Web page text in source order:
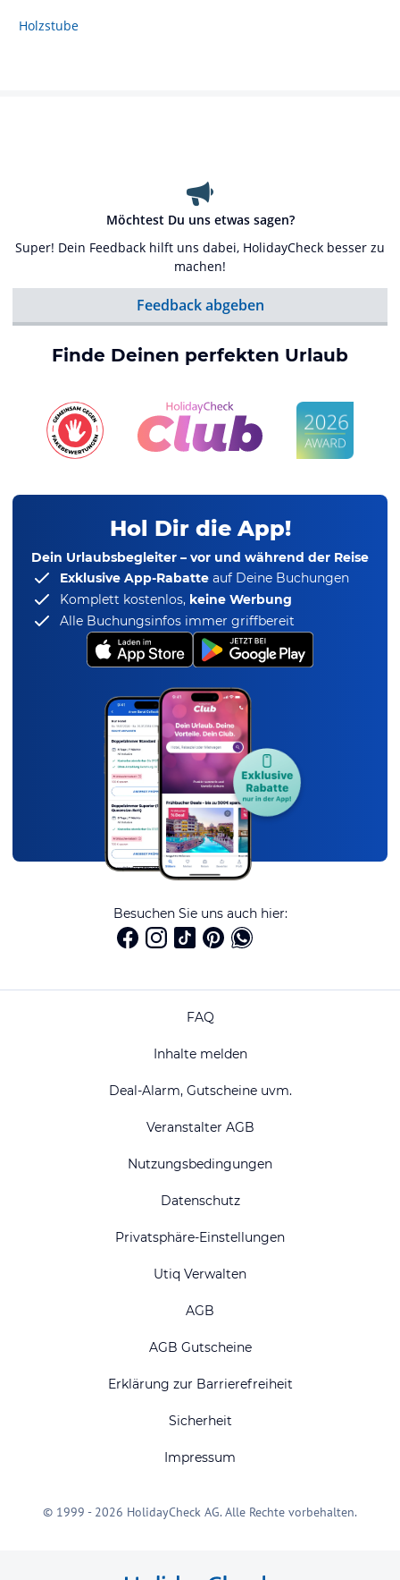
Holzstube
Möchtest Du uns etwas sagen?
Super! Dein Feedback hilft uns dabei, HolidayCheck besser zu
machen!
Feedback abgeben
Finde Deinen perfekten Urlaub
Hol Dir die App!
Dein Urlaubsbegleiter – vor und während der Reise
Exklusive App-Rabatte auf Deine Buchungen
Komplett kostenlos, keine Werbung
Alle Buchungsinfos immer griffbereit
Besuchen Sie uns auch hier:
FAQ
Inhalte melden
Deal-Alarm, Gutscheine uvm.
Veranstalter AGB
Nutzungsbedingungen
Datenschutz
Privatsphäre-Einstellungen
Utiq Verwalten
AGB
AGB Gutscheine
Erklärung zur Barrierefreiheit
Sicherheit
Impressum
© 1999 - 2026 HolidayCheck AG. Alle Rechte vorbehalten.